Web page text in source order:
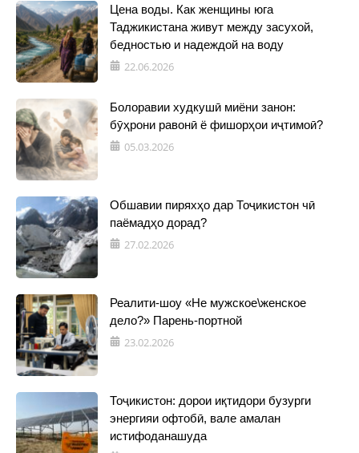
Цена воды. Как женщины юга
Таджикистана живут между засухой,
бедностью и надеждой на воду
22.06.2026
Болоравии худкушӣ миёни занон:
бӯҳрони равонӣ ё фишорҳои иҷтимоӣ?
05.03.2026
Обшавии пиряхҳо дар Тоҷикистон чӣ
паёмадҳо дорад?
27.02.2026
Реалити-шоу «Не мужское\женское
дело?» Парень-портной
23.02.2026
Тоҷикистон: дорои иқтидори бузурги
энергияи офтобӣ, вале амалан
истифоданашуда